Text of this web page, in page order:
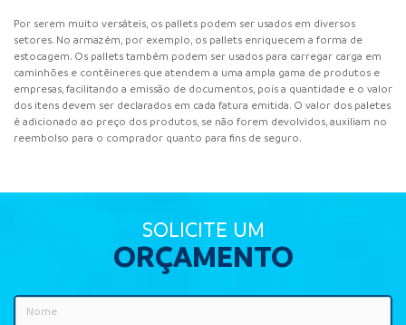
Por serem muito versáteis, os pallets podem ser usados em diversos
setores. No armazém, por exemplo, os pallets enriquecem a forma de
estocagem. Os pallets também podem ser usados ​​para carregar carga em
caminhões e contêineres que atendem a uma ampla gama de produtos e
empresas, facilitando a emissão de documentos, pois a quantidade e o valor
dos itens devem ser declarados em cada fatura emitida. O valor dos paletes
é adicionado ao preço dos produtos, se não forem devolvidos, auxiliam no
reembolso para o comprador quanto para fins de seguro.
SOLICITE UM
ORÇAMENTO